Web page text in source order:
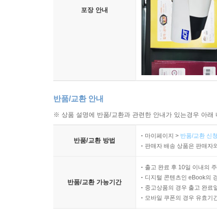
전체 연구개발비 투자 비중의 70~80%를 기업이
뚜렷하므로 과학기술 발전의 향방을 좌우할 기업
경기가 불황일수록 살기가 더 어려워지는 것은
지역이 소멸하면 국가는 자동으로 소멸할 것이다
우리가 어제보다 나은 오늘을 살 수 있는 까닭은
포장 안내
반품/교환 안내
※ 상품 설명에 반품/교환과 관련한 안내가 있는경우 아
반품/교환 방법
마이페이지 > 반품/교환 신
판매자 배송 상품은 판매자
반품/교환 가능기간
출고 완료 후 10일 이내의
디지털 콘텐츠인 eBook의
중고상품의 경우 출고 완료
모바일 쿠폰의 경우 유효기